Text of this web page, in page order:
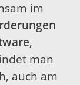
im
,
man
auch am